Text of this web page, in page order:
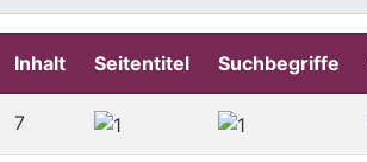
Inhalt Seitentitel Suchbegriffe
7